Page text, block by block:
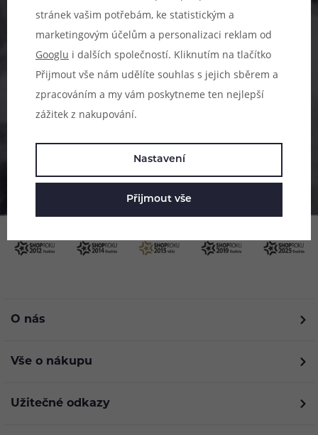
Pomůžeme vám s výběrem
483 51 51 31
info@ejuice.cz
O nás
Vše o nákupu
Užitečné odkazy
stránek vašim potřebám, ke statistickým a
marketingovým účelům a personalizaci reklam od
Googlu i dalších společností. Kliknutím na tlačítko
Přijmout vše nám udělíte souhlas s jejich sběrem a
zpracováním a my vám poskytneme ten nejlepší
zážitek z nakupování.
Nastavení
Přijmout vše